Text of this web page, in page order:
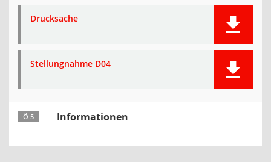
Drucksache
Stellungnahme D04
Ö 5 Informationen